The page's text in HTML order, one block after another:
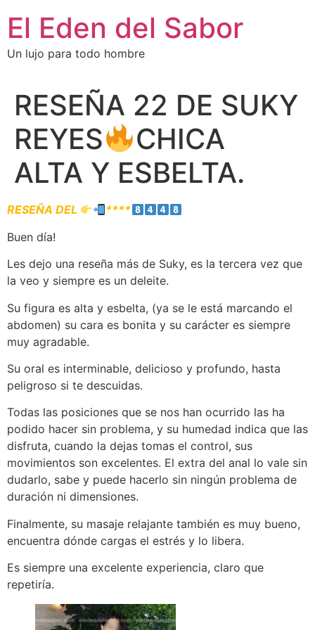
El Eden del Sabor
Un lujo para todo hombre
RESEÑA 22 DE SUKY
REYES
CHICA
ALTA Y ESBELTA.
RESEÑA DEL
****
Buen día!
Les dejo una reseña más de Suky, es la tercera vez que
la veo y siempre es un deleite.
Su figura es alta y esbelta, (ya se le está marcando el
abdomen) su cara es bonita y su carácter es siempre
muy agradable.
Su oral es interminable, delicioso y profundo, hasta
peligroso si te descuidas.
Todas las posiciones que se nos han ocurrido las ha
podido hacer sin problema, y su humedad indica que las
disfruta, cuando la dejas tomas el control, sus
movimientos son excelentes. El extra del anal lo vale sin
dudarlo, sabe y puede hacerlo sin ningún problema de
duración ni dimensiones.
Finalmente, su masaje relajante también es muy bueno,
encuentra dónde cargas el estrés y lo libera.
Es siempre una excelente experiencia, claro que
repetiría.